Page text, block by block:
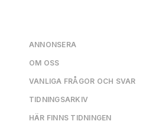
ANNONSERA
OM OSS
VANLIGA FRÅGOR OCH SVAR
TIDNINGSARKIV
HÄR FINNS TIDNINGEN